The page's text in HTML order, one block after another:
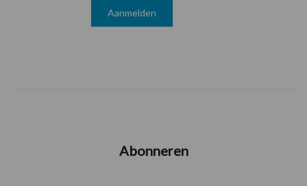
Abonneren